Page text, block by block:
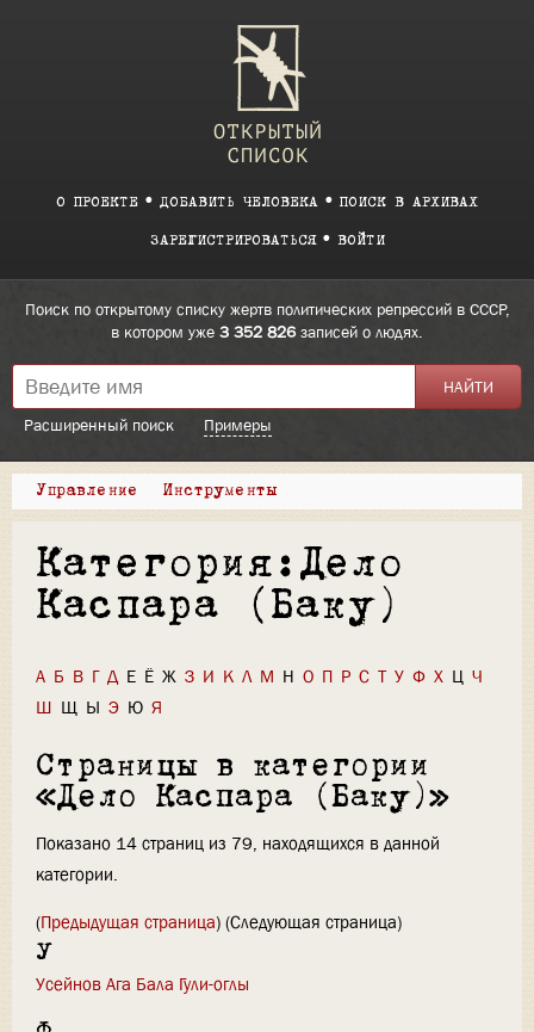
О ПРОЕКТЕ ДОБАВИТЬ ЧЕЛОВЕКА ПОИСК В АРХИВАХ
ЗАРЕГИСТРИРОВАТЬСЯ ВОЙТИ
Поиск по открытому списку жертв политических репрессий в СССР,
в котором уже 3 352 826записей о людях.
Расширенный поиск Примеры
Управление Инструменты
Категория:Дело
Каспара (Баку)
А Б В Г Д Е Ё Ж З И К Л М Н О П Р С Т У Ф Х Ц Ч
Ш Щ Ы Э Ю Я
Страницы в категории
«Дело Каспара (Баку)»
Показано 14 страниц из 79, находящихся в данной
категории.
(Предыдущая страница) (Следующая страница)
У
Усейнов Ага Бала Гули-оглы